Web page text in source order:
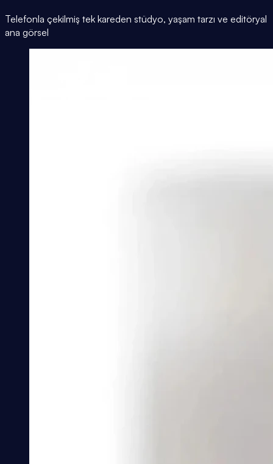
Telefonla çekilmiş tek kareden stüdyo, yaşam tarzı ve editöryal
ana görsel